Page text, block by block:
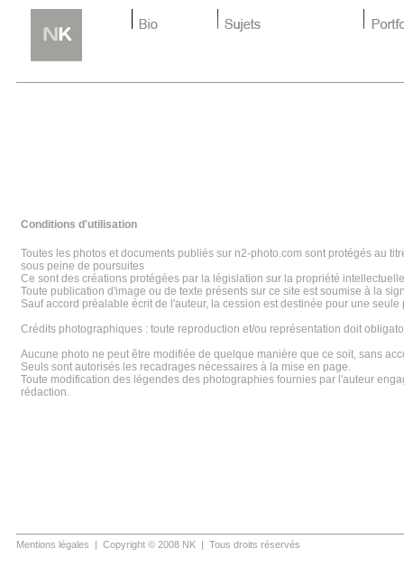
Conditions d'utilisation
Toutes les photos et documents publiés sur n2-photo.com sont protégés au
sous peine de poursuites
Ce sont des créations protégées par la législation sur la propriété
Toute publication d'image ou de texte présents sur ce site est soumise à la
Sauf accord préalable écrit de l'auteur, la cession est destinée pour une
Crédits photographiques : toute reproduction et/ou représentation doit
Aucune photo ne peut être modifiée de quelque manière que ce soit, sans
Seuls sont autorisés les recadrages nécessaires à la mise en page.
Toute modification des légendes des photographies fournies par l'auteur
rédaction.
Mentions légales | Copyright © 2008 NK | Tous droits réservés